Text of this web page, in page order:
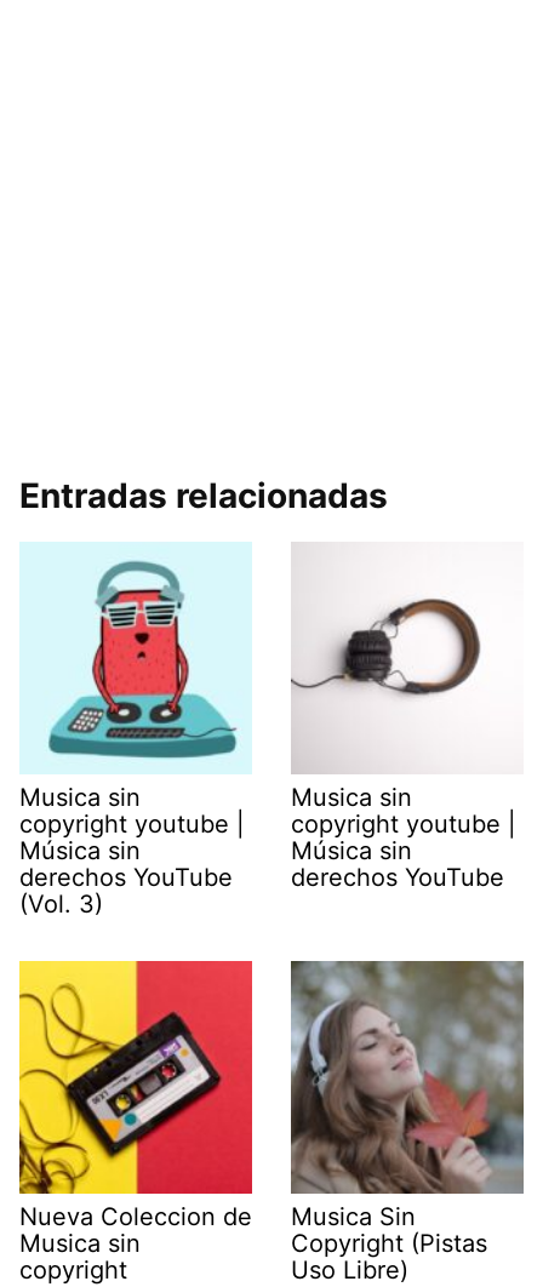
Entradas relacionadas
Musica sin
copyright youtube |
Música sin
derechos YouTube
(Vol. 3)
Musica sin
copyright youtube |
Música sin
derechos YouTube
Nueva Coleccion de
Musica sin
copyright
Musica Sin
Copyright (Pistas
Uso Libre)